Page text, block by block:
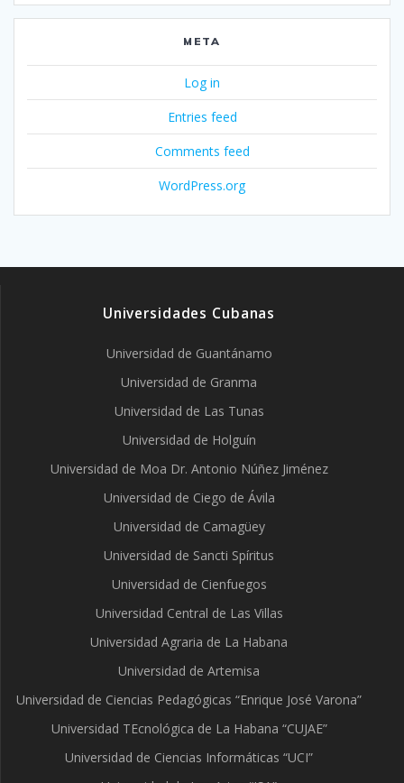
META
Log in
Entries feed
Comments feed
WordPress.org
Universidades Cubanas
Universidad de Guantánamo
Universidad de Granma
Universidad de Las Tunas
Universidad de Holguín
Universidad de Moa Dr. Antonio Núñez Jiménez
Universidad de Ciego de Ávila
Universidad de Camagüey
Universidad de Sancti Spíritus
Universidad de Cienfuegos
Universidad Central de Las Villas
Universidad Agraria de La Habana
Universidad de Artemisa
Universidad de Ciencias Pedagógicas “Enrique José Varona”
Universidad TEcnológica de La Habana “CUJAE”
Universidad de Ciencias Informáticas “UCI”